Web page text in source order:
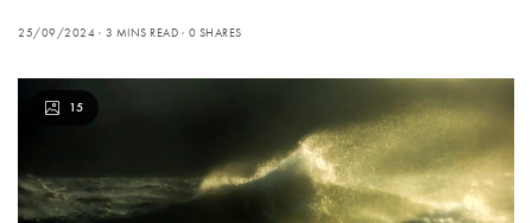
25/09/2024 3 MINS READ 0 SHARES
15